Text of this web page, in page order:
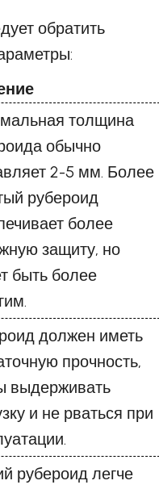
обратить
толщина
обычно
2-5 мм. Более
рубероид
более
защиту, но
быть более
должен иметь
прочность,
выдерживать
и не рваться при
рубероид легче